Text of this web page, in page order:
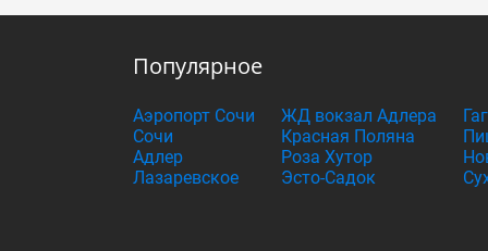
Популярное
Аэропорт Сочи
Сочи
Адлер
Лазаревское
ЖД вокзал Адлера
Красная Поляна
Роза Хутор
Эсто-Садок